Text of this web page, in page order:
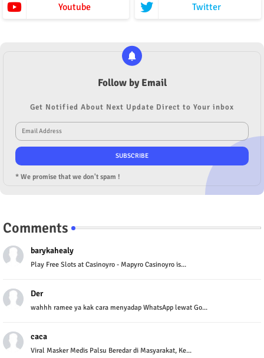
Youtube Twitter
Follow by Email
Get Notified About Next Update Direct to Your inbox
* We promise that we don't spam !
Comments
barykahealy
Play Free Slots at Casinoyro - Mapyro Casinoyro is...
Der
wahhh ramee ya kak cara menyadap WhatsApp lewat Go...
caca
Viral Masker Medis Palsu Beredar di Masyarakat, Ke...